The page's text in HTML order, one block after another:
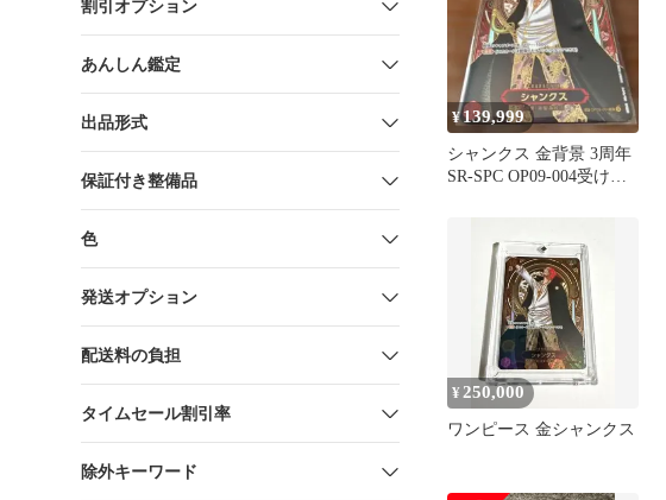
割引オプション
あんしん鑑定
出品形式
保証付き整備品
色
発送オプション
配送料の負担
タイムセール割引率
除外キーワード
¥139,999
シャンクス 金背景 3周年
SR-SPC OP09-004受け継
¥ 250,000
ワンピース 金シャンクス